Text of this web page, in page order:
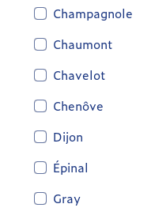
Champagnole
Chaumont
Chavelot
Chenôve
Dijon
Épinal
Gray